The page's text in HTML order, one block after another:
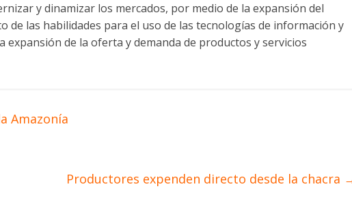
y dinamizar los mercados, por medio de la expansión del
de las habilidades para el uso de las tecnologías de información y
expansión de la oferta y demanda de productos y servicios
Amazonía
Productores expenden directo desde la chacra